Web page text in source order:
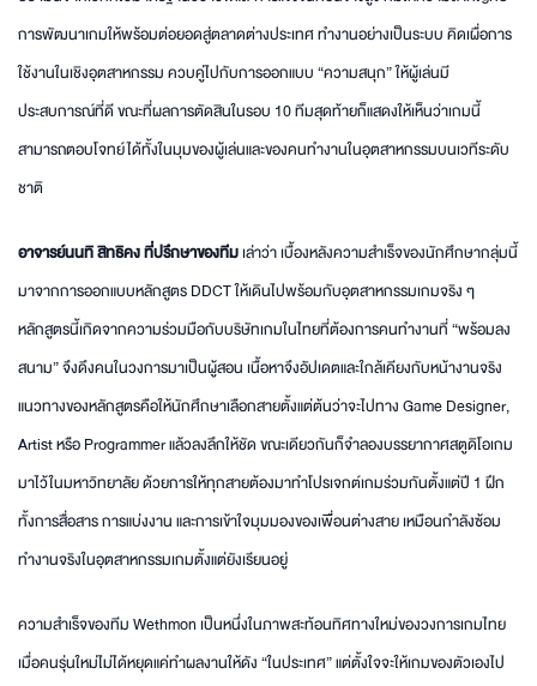
การพัฒนาเกมให้พร้อมต่อยอดสู่ตลาดต่างประเทศ ทำงานอย่างเป็นระบบ คิดเผื่อการ
ใช้งานในเชิงอุตสาหกรรม ควบคู่ไปกับการออกแบบ “ความสนุก” ให้ผู้เล่นมี
ประสบการณ์ที่ดี ขณะที่ผลการตัดสินในรอบ 10 ทีมสุดท้ายก็แสดงให้เห็นว่าเกมนี้
สามารถตอบโจทย์ได้ทั้งในมุมของผู้เล่นและของคนทำงานในอุตสาหกรรมบนเวทีระดับ
ชาติ
อาจารย์นนทิ สิทธิคง ที่ปรึกษาของทีมเล่าว่า เบื้องหลังความสำเร็จของนักศึกษากลุ่มนี้
มาจากการออกแบบหลักสูตร DDCT ให้เดินไปพร้อมกับอุตสาหกรรมเกมจริง ๆ
หลักสูตรนี้เกิดจากความร่วมมือกับบริษัทเกมในไทยที่ต้องการคนทำงานที่ “พร้อมลง
สนาม” จึงดึงคนในวงการมาเป็นผู้สอน เนื้อหาจึงอัปเดตและใกล้เคียงกับหน้างานจริง
แนวทางของหลักสูตรคือให้นักศึกษาเลือกสายตั้งแต่ต้นว่าจะไปทาง Game Designer,
Artist หรือ Programmer แล้วลงลึกให้ชัด ขณะเดียวกันก็จำลองบรรยากาศสตูดิโอเกม
มาไว้ในมหาวิทยาลัย ด้วยการให้ทุกสายต้องมาทำโปรเจกต์เกมร่วมกันตั้งแต่ปี 1 ฝึก
ทั้งการสื่อสาร การแบ่งงาน และการเข้าใจมุมมองของเพื่อนต่างสาย เหมือนกำลังซ้อม
ทำงานจริงในอุตสาหกรรมเกมตั้งแต่ยังเรียนอยู่
ความสำเร็จของทีม Wethmon เป็นหนึ่งในภาพสะท้อนทิศทางใหม่ของวงการเกมไทย
เมื่อคนรุ่นใหม่ไม่ได้หยุดแค่ทำผลงานให้ดัง “ในประเทศ” แต่ตั้งใจจะให้เกมของตัวเองไป